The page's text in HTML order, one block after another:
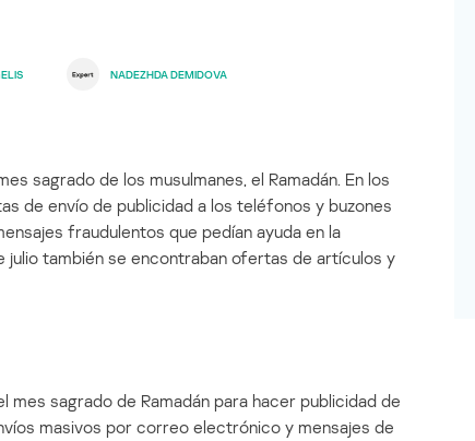
NADEZHDA DEMIDOVA
sagrado de los musulmanes, el Ramadán. En los
de envío de publicidad a los teléfonos y buzones
fraudulentos que pedían ayuda en la
julio también se encontraban ofertas de artículos y
mes sagrado de Ramadán para hacer publicidad de
masivos por correo electrónico y mensajes de